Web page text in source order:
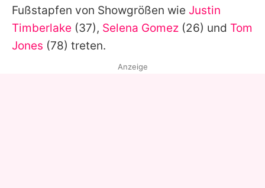
Fußstapfen von Showgrößen wie Justin
Timberlake (37), Selena Gomez (26) und Tom
Jones (78) treten.
Anzeige